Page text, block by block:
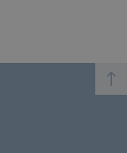
top